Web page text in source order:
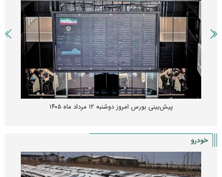
پیش‌بینی بورس امروز دوشنبه ۱۲ مرداد ماه ۱۴۰۵
خودرو